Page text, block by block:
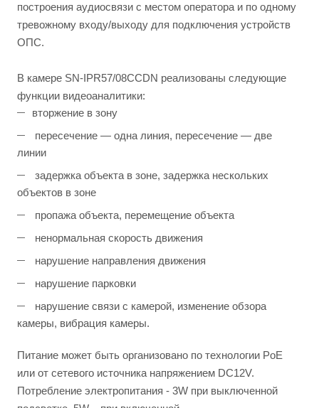
построения аудиосвязи с местом оператора и по одному
тревожному входу/выходу для подключения устройств
ОПС.
В камере SN-IPR57/08CCDN реализованы следующие
функции видеоаналитики:
вторжение в зону
пересечение — одна линия, пересечение — две
линии
задержка объекта в зоне, задержка нескольких
объектов в зоне
пропажа объекта, перемещение объекта
ненормальная скорость движения
нарушение направления движения
нарушение парковки
нарушение связи с камерой, изменение обзора
камеры, вибрация камеры.
Питание может быть организовано по технологии PoE
или от сетевого источника напряжением DC12V.
Потребление электропитания - 3W при выключенной